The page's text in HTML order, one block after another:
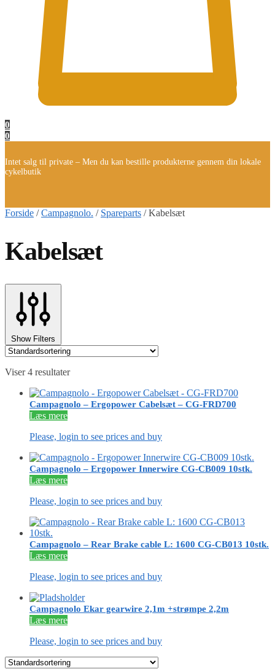
0
0
Intet salg til private – Men du kan bestille produkterne gennem din lokale
cykelbutik
Forside /Campagnolo. / Spareparts /Kabelsæt
Kabelsæt
Show Filters
Viser 4 resultater
Campagnolo – Ergopower Cabelsæt – CG-FRD700
Læs mere
Please, login to see prices and buy
Campagnolo – Ergopower Innerwire CG-CB009 10stk.
Læs mere
Please, login to see prices and buy
Campagnolo – Rear Brake cable L: 1600 CG-CB013 10stk.
Læs mere
Please, login to see prices and buy
Campagnolo Ekar gearwire 2,1m +strømpe 2,2m
Læs mere
Please, login to see prices and buy